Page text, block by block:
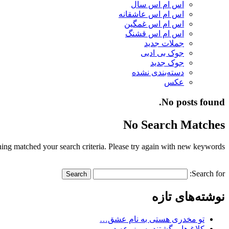
اس ام اس سال
اس ام اس عاشقانه
اس ام اس غمگین
اس ام اس قشنگ
جملات جدید
جوک بی ادبی
جوک جدید
دسته‌بندی نشده
عکس
No posts found.
No Search Matches
matched your search criteria. Please try again with new keywords.
Search for:
نوشته‌های تازه
تو مخدری هستی به نام عشق…